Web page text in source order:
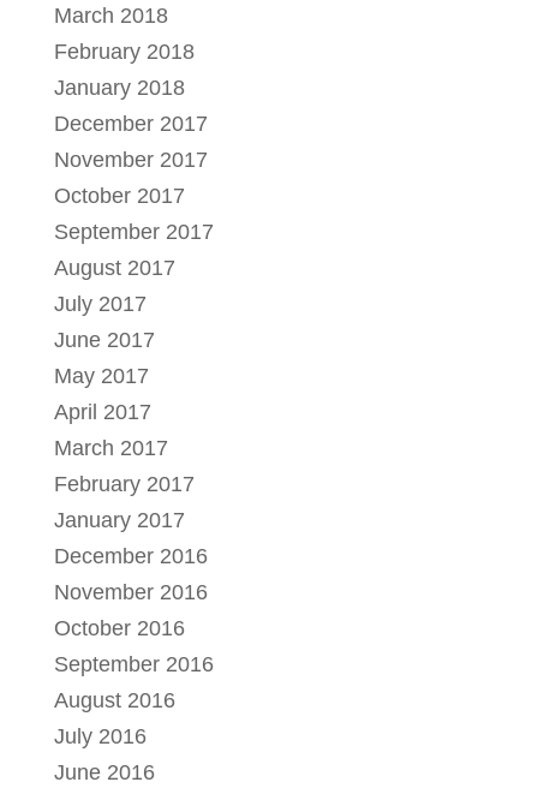
March 2018
February 2018
January 2018
December 2017
November 2017
October 2017
September 2017
August 2017
July 2017
June 2017
May 2017
April 2017
March 2017
February 2017
January 2017
December 2016
November 2016
October 2016
September 2016
August 2016
July 2016
June 2016